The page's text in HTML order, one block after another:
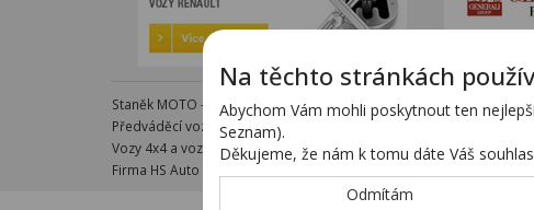
Staněk MOTO - autorizovaný dealer KTM - e-shop s kompletním
Předváděcí vozy - kompletní nabídka na specializovaných stránkách
Vozy 4x4 a vozy SUV - kompletní nabídka na specializovaných
Firma HS Auto Staněk s.r.o. si vyhrazuje právo změny vyplývající z
Na těchto stránkách
Abychom Vám mohli poskytnout ten
Seznam).
Děkujeme, že nám k tomu dáte Váš
Odmítám